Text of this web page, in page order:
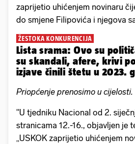
zaprijetio uhićenjem novinaru
do smjene Filipovića i njegova
ŽESTOKA KONKURENCIJA
Lista srama: Ovo su
su skandali, afere, krivi
izjave činili štetu u 2023.
Priopćenje prenosimo u cijelosti.
"U tjedniku Nacional od 2.
stranicama 12.-16., objavljen je
„USKOK zaprijetio uhićenjem